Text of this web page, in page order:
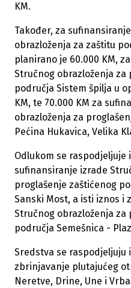
KM.
Također, za
obrazloženja za zaštitu
planirano je 60.000 KM,
Stručnog obrazloženja za
područja Sistem špilja u
KM, te 70.000 KM za
obrazloženja za
Pećina Hukavica, Velika
Odlukom se raspodjeljuje
sufinansiranje izrade
proglašenje zaštićenog
Sanski Most, a isti iznos i
Stručnog obrazloženja za
područja Semešnica -
Sredstva se raspodjeljuju
zbrinjavanje plutajućeg
Neretve, Drine, Une i